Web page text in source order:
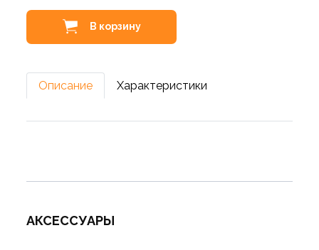
В корзину
Описание Характеристики
АКСЕССУАРЫ